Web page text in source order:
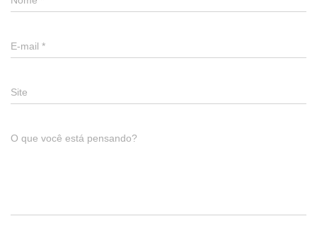
E-mail *
Site
O que você está pensando?